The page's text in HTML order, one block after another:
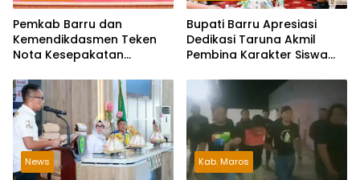
Pemkab Barru dan
Kemendikdasmen Teken
Nota Kesepakatan
Indonesia dan Bahasa
Daerah
Bupati Barru Apresiasi
Dedikasi Taruna Akmil
Pembina Karakter Siswa
News Kab. Maros